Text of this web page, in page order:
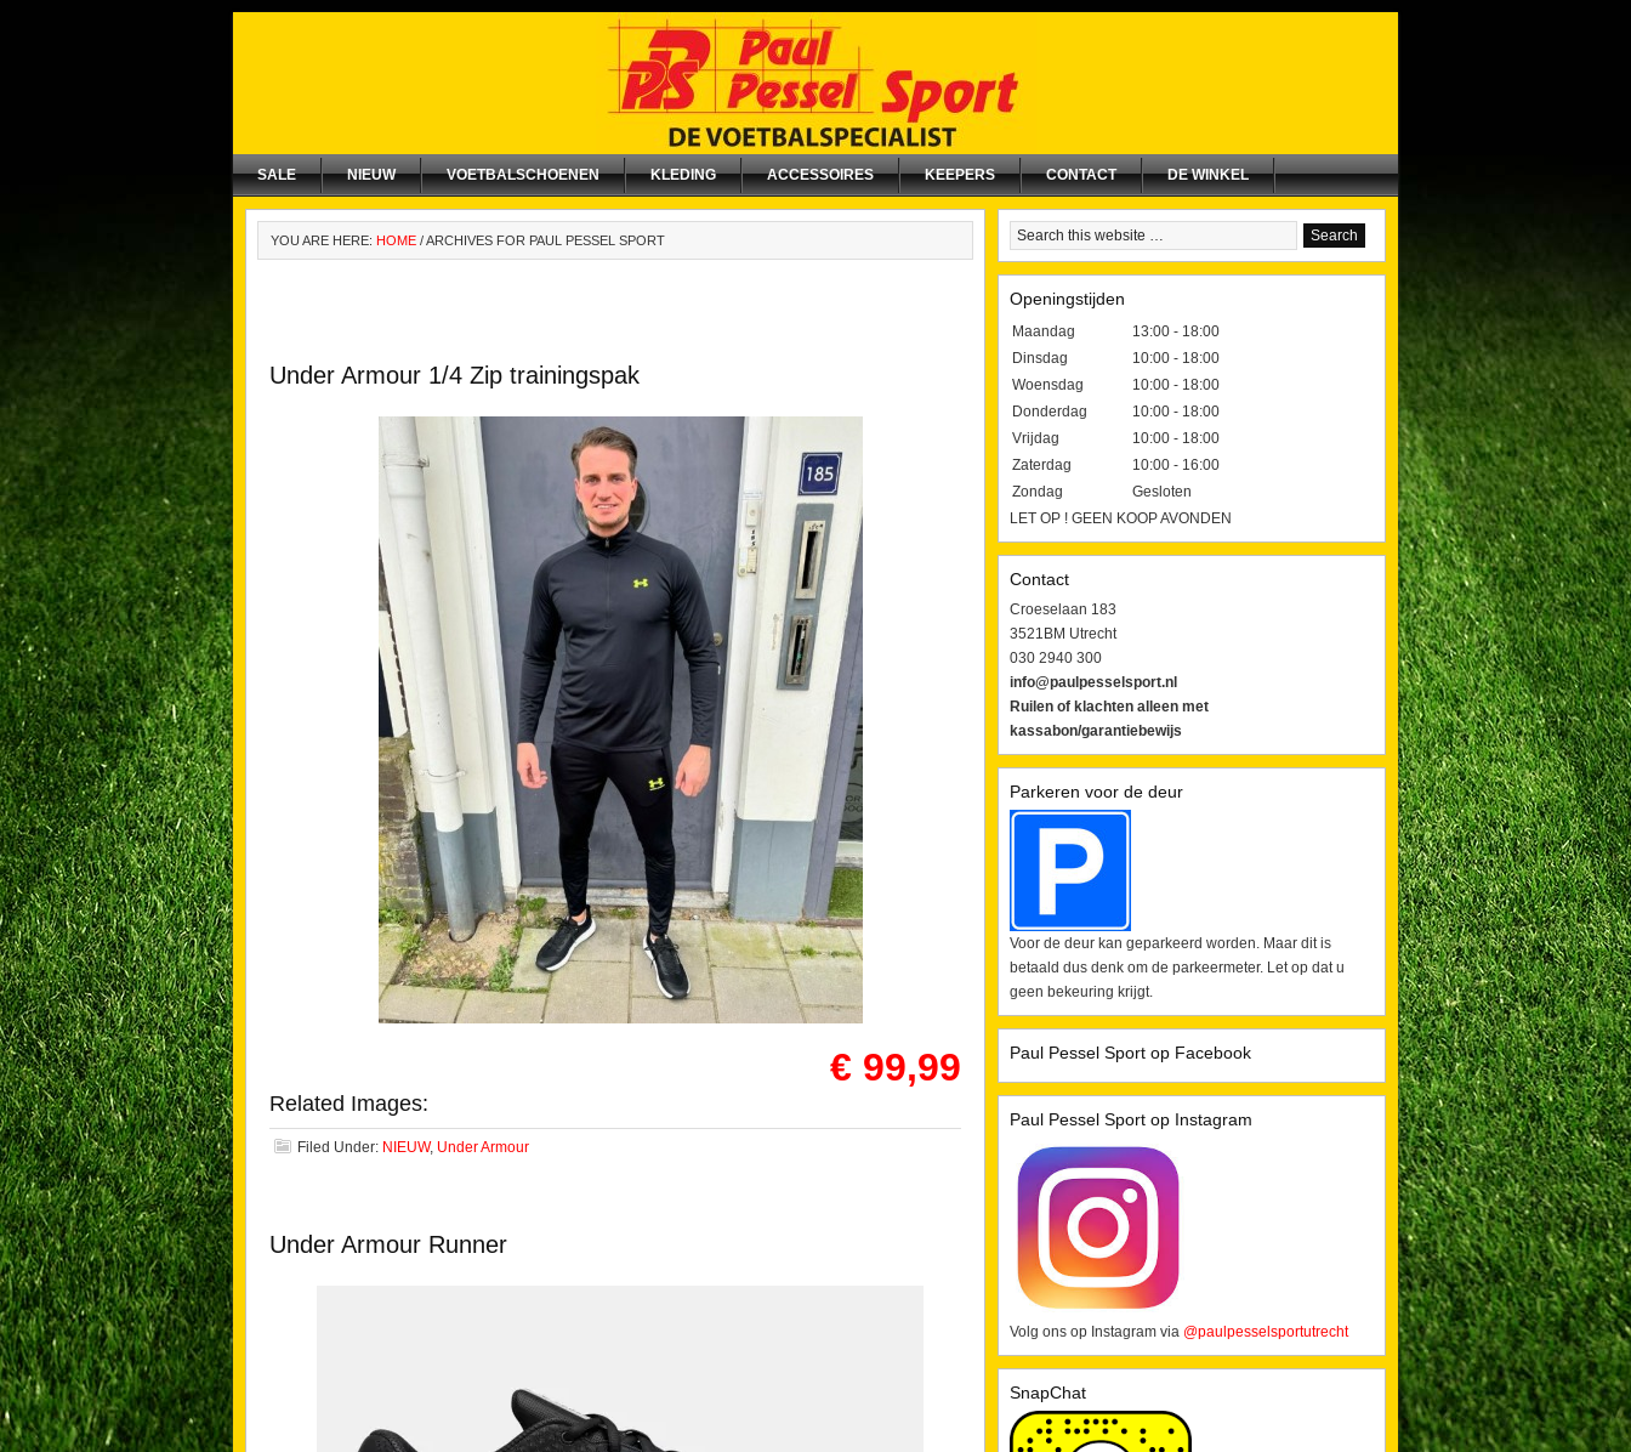
SALE NIEUW VOETBALSCHOENEN KLEDING ACCESSOIRES KEEPERS CONTACT DE WINKEL
YOU ARE HERE: HOME /ARCHIVES FOR PAUL PESSEL SPORT
Under Armour 1/4 Zip trainingspak
€ 99,99
Related Images:
Filed Under: NIEUW, Under Armour
Under Armour Runner
Openingstijden
Maandag
13:00 - 18:00
Dinsdag
10:00 - 18:00
Woensdag
10:00 - 18:00
Donderdag
10:00 - 18:00
Vrijdag
10:00 - 18:00
Zaterdag
10:00 - 16:00
Zondag
Gesloten
LET OP ! GEEN KOOP AVONDEN
Contact
Croeselaan 183
3521BM Utrecht
030 2940 300
info@paulpesselsport.nl
Ruilen of klachten alleen met
kassabon/garantiebewijs
Parkeren voor de deur
Voor de deur kan geparkeerd worden. Maar dit is
betaald dus denk om de parkeermeter. Let op dat u
geen bekeuring krijgt.
Paul Pessel Sport op Facebook
Paul Pessel Sport op Instagram
Volg ons op Instagram via @paulpesselsportutrecht
SnapChat